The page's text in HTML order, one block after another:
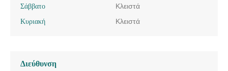
Σάββατο
Κλειστά
Κυριακή
Κλειστά
Διεύθυνση